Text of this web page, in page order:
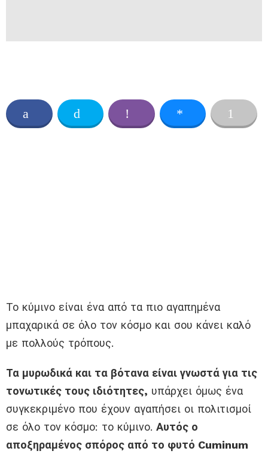
Το κύμινο είναι ένα από τα πιο αγαπημένα
μπαχαρικά σε όλο τον κόσμο και σου κάνει καλό
με πολλούς τρόπους.
Τα μυρωδικά και τα βότανα είναι γνωστά για τις
τονωτικές τους ιδιότητες, υπάρχει όμως ένα
συγκεκριμένο που έχουν αγαπήσει οι πολιτισμοί
σε όλο τον κόσμο: το κύμινο. Αυτός ο
αποξηραμένος σπόρος από το φυτό Cuminum